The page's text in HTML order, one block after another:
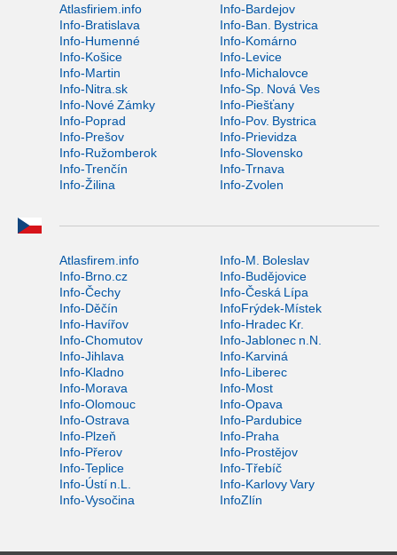
Atlasfiriem.info
Info-Bardejov
Info-Bratislava
Info-Ban. Bystrica
Info-Humenné
Info-Komárno
Info-Košice
Info-Levice
Info-Martin
Info-Michalovce
Info-Nitra.sk
Info-Sp. Nová Ves
Info-Nové Zámky
Info-Piešťany
Info-Poprad
Info-Pov. Bystrica
Info-Prešov
Info-Prievidza
Info-Ružomberok
Info-Slovensko
Info-Trenčín
Info-Trnava
Info-Žilina
Info-Zvolen
Atlasfirem.info
Info-M. Boleslav
Info-Brno.cz
Info-Budějovice
Info-Čechy
Info-Česká Lípa
Info-Děčín
InfoFrýdek-Místek
Info-Havířov
Info-Hradec Kr.
Info-Chomutov
Info-Jablonec n.N.
Info-Jihlava
Info-Karviná
Info-Kladno
Info-Liberec
Info-Morava
Info-Most
Info-Olomouc
Info-Opava
Info-Ostrava
Info-Pardubice
Info-Plzeň
Info-Praha
Info-Přerov
Info-Prostějov
Info-Teplice
Info-Třebíč
Info-Ústí n.L.
Info-Karlovy Vary
Info-Vysočina
InfoZlín